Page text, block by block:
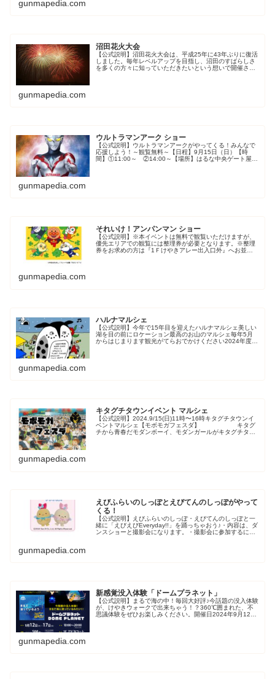
gunmapedia.com
沼田花火大会
【公式説明】沼田花火大会は、平成25年に43年ぶりに復活
しました。毎年レベルアップを目指し、沼田のすばらしさ
を多くの方々に知っていただきたいという想いで開催され
gunmapedia.com
ウルトラマンアーク ショー
【公式説明】ウルトラマンアークがやってくる！みんなで
応援しよう！～観覧無料～【日程】9月15日（日）【時
間】①11:00～ ②14:00～【場所】はるな中央ゲート屋外
gunmapedia.com
それいけ！アンパンマン ショー
【公式説明】※本イベントは無料で観覧いただけますが、
優先エリアでの観覧には整理券が必要となります。※整理
券をお求めの方は『1Ｆけやきアレー出入口外』へお並び
gunmapedia.com
ハルナマルシェ
【公式説明】今年で15年目を迎えたハルナマルシェ美しい
湖を目の前にロケーション最高のお山のマルシェ毎年5月
からはじまります観光がてらおでかけください2024年度年
gunmapedia.com
キタグチタウンイベント マルシェ
【公式説明】2024.9/15(日)11時〜16時キタグチタウンイ
ベントマルシェ【モボモガフェスダ】 キタグ
チから青春だモダンボーイ、モダンガールがキタグチタウ
gunmapedia.com
えびふらいのしっぽとえびてんのしっぽがやって
くる！
【公式説明】えびふらいのしっぽ・えびてんのしっぽと一
緒に「えびえびEveryday!!」を踊っちゃおう♪・内容は、ダ
ンスショーと撮影会になります。・撮影会に参加するには
gunmapedia.com
新感覚没入体験「ドームプラネット」
【公式説明】まるで海の中！毎回大好評♪今話題の没入体験
が、けやきウォークで出来ちゃう！？360℃囲まれた、不
思議体験をぜひお楽しみください。開催日2024年9月12日
gunmapedia.com